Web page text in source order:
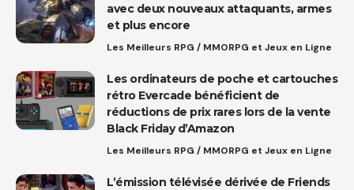
avec deux nouveaux attaquants, armes
et plus encore
Les Meilleurs RPG / MMORPG et Jeux en Ligne
Les ordinateurs de poche et cartouches
rétro Evercade bénéficient de
réductions de prix rares lors de la vente
Black Friday d’Amazon
Les Meilleurs RPG / MMORPG et Jeux en Ligne
L’émission télévisée dérivée de Friends